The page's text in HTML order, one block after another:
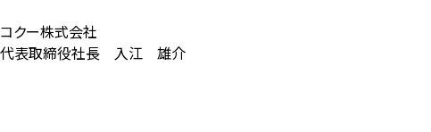
コクー株式会社
代表取締役社長 入江 雄介